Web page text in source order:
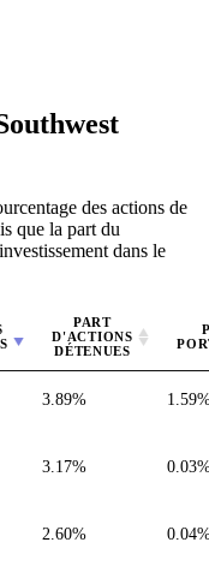
des actions de
que la part du
dans le
PART
D'ACTIONS
DÉTENUES
3.89%
3.17%
2.60%